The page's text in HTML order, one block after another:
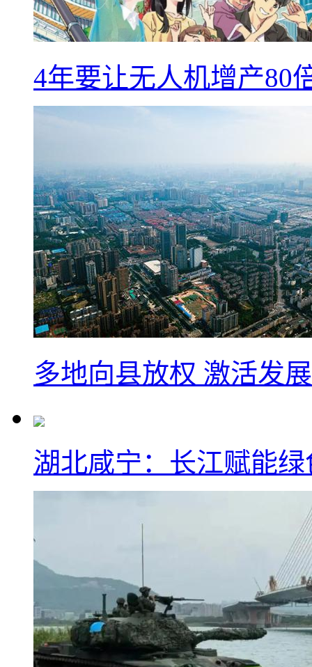
4年要让无人机增产80
多地向县放权 激活发
湖北咸宁：长江赋能